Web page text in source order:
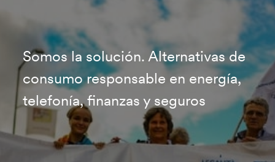
Somos la solución. Alternativas de
consumo responsable en energía,
telefonía, finanzas y seguros